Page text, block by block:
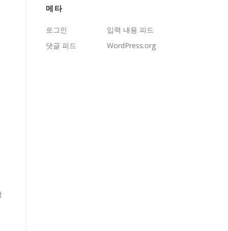
메타
로그인
입력 내용 피드
댓글 피드
WordPress.org